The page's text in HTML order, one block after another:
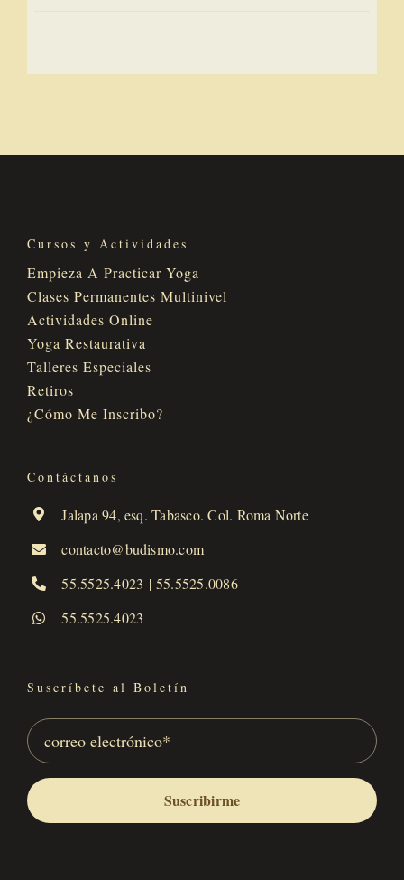
Cursos y Actividades
Empieza A Practicar Yoga
Clases Permanentes Multinivel
Actividades Online
Yoga Restaurativa
Talleres Especiales
Retiros
¿Cómo Me Inscribo?
Contáctanos
Jalapa 94, esq. Tabasco. Col. Roma Norte
contacto@budismo.com
55.5525.4023 | 55.5525.0086
55.5525.4023
Suscríbete al Boletín
Suscribirme